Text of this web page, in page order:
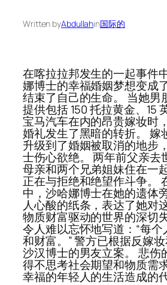
Written byAbdullahin国际的
在喀拉拉邦发生的一起事件
娜博士的幸福婚姻梦想变成
结束了自己的生命。 当她男
提供包括 150 托拉黄金、15
宝马汽车在内的昂贵嫁妆时
婚礼发生了黑暗的转折。 嫁
升级到了婚姻被取消的地步
士伤心欲绝。 两年前父亲去
母亲和两个兄弟姐妹住在一
正在与拒绝和绝望作斗争。
中，沙哈娜博士在她的遗体
人心酸的纸条，表达了她对
物质财富驱动的世界的深切
令人难以忘怀地写道：“每
和财富。” 警方已根据反嫁
沙汉博士的男友立案。 悲伤
得不思考社会期望和物质需
幸福的年轻人的生活造成的代